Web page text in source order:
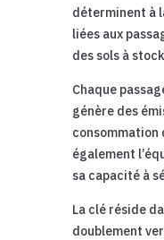
déterminent à
liées aux
des sols à
Chaque
génère des
consommation
également
sa capacité à
La clé réside
doublement